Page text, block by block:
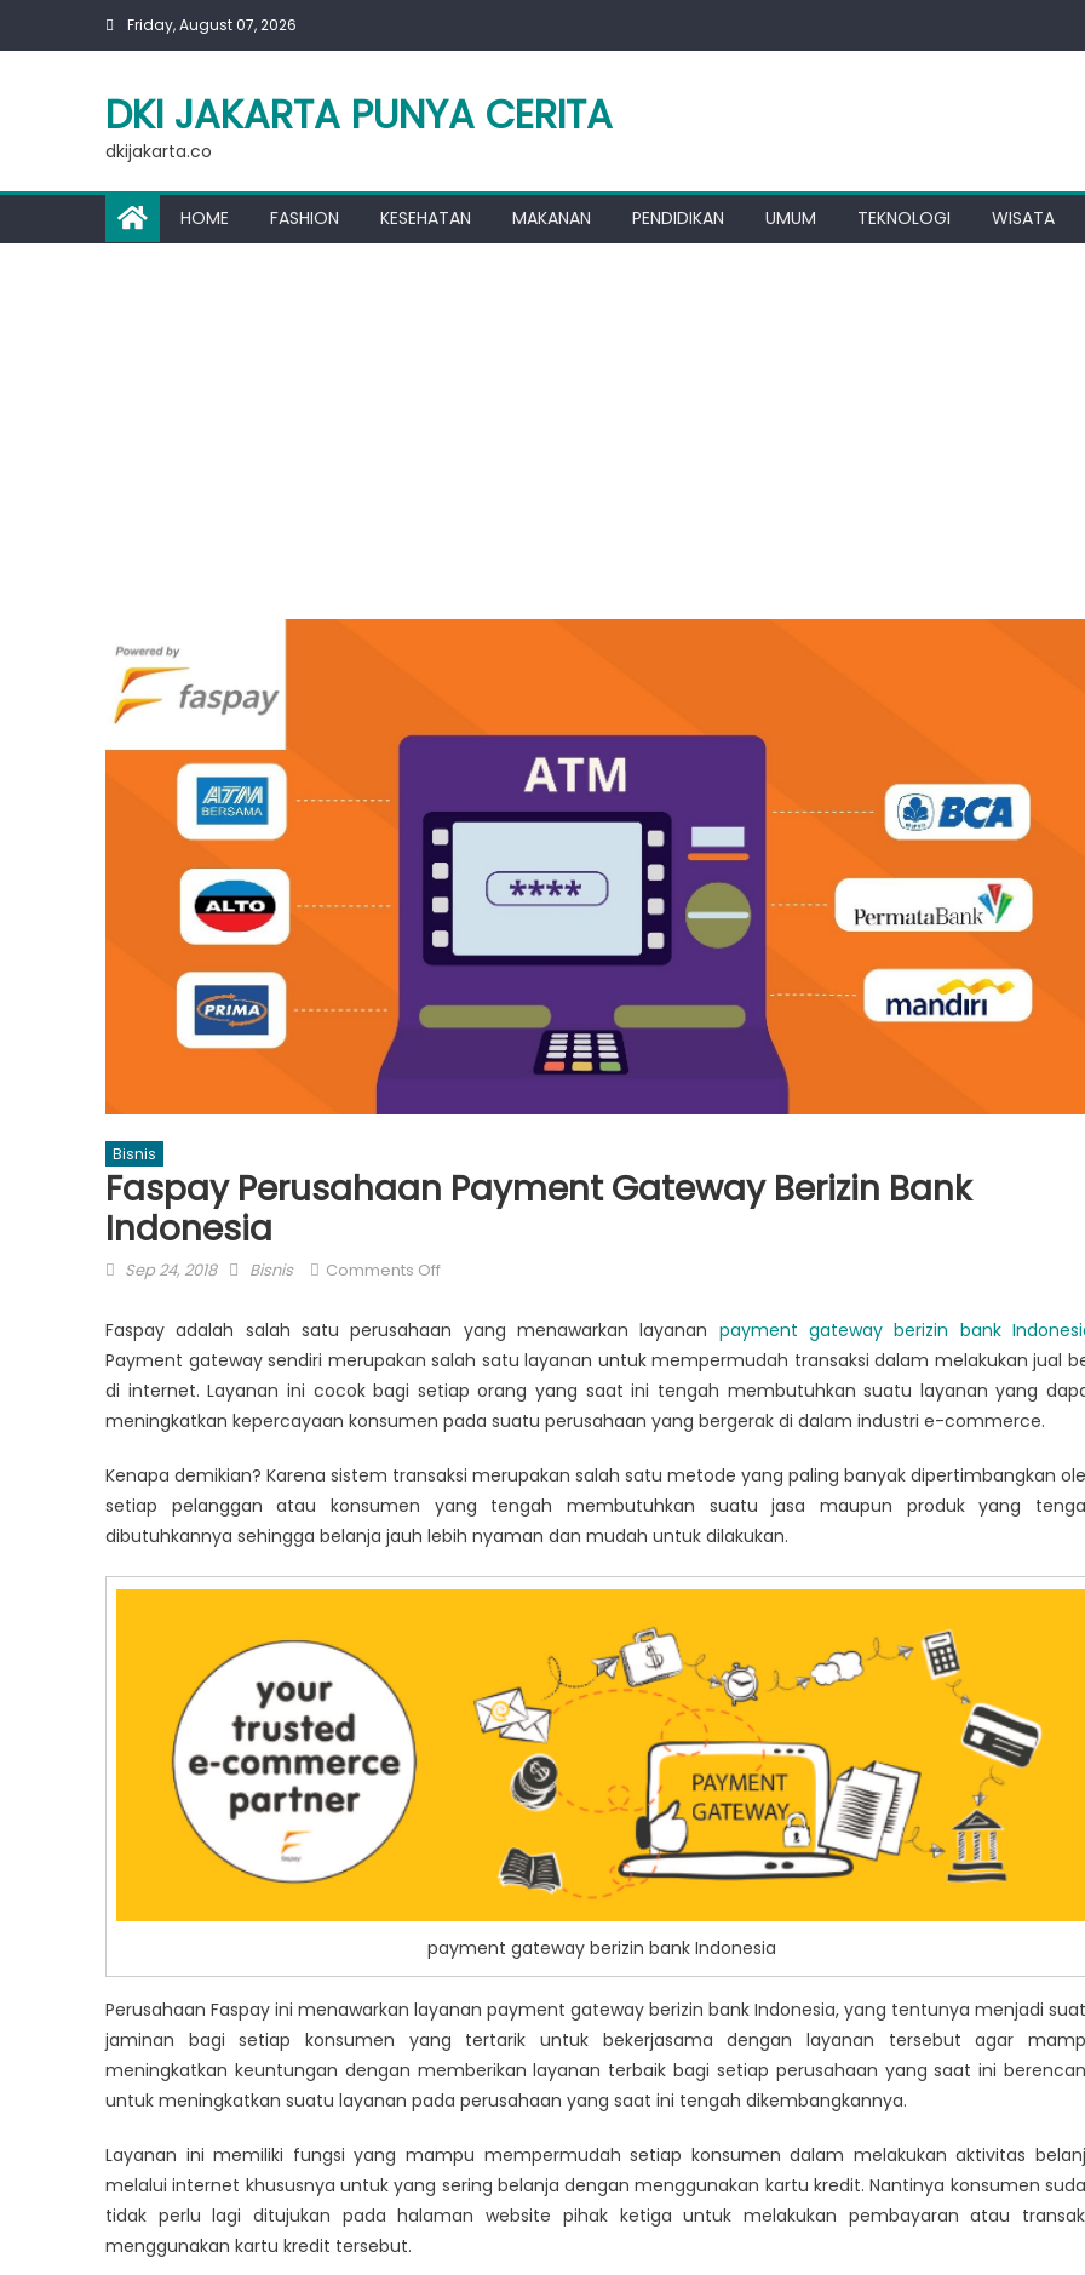
Friday, August 07, 2026
DKI JAKARTA PUNYA CERITA
dkijakarta.co
HOME FASHION KESEHATAN MAKANAN PENDIDIKAN UMUM TEKNOLOGI WISATA
Bisnis
Faspay Perusahaan Payment Gateway Berizin Bank
Indonesia
Posted
Sep 24, 2018 Author
Bisnis Comments Offon
Perusahaan
Payment
Gateway
Berizin
Bank
Indonesia
Faspay adalah salah satu perusahaan yang menawarkan layanan payment gateway berizin bank
Payment gateway sendiri merupakan salah satu layanan untuk mempermudah transaksi dalam melakukan jual
di internet. Layanan ini cocok bagi setiap orang yang saat ini tengah membutuhkan suatu layanan yang
meningkatkan kepercayaan konsumen pada suatu perusahaan yang bergerak di dalam industri e-commerce.
Kenapa demikian? Karena sistem transaksi merupakan salah satu metode yang paling banyak dipertimbangkan
setiap pelanggan atau konsumen yang tengah membutuhkan suatu jasa maupun produk yang
dibutuhkannya sehingga belanja jauh lebih nyaman dan mudah untuk dilakukan.
payment gateway berizin bank Indonesia
Perusahaan Faspay ini menawarkan layanan payment gateway berizin bank Indonesia, yang tentunya menjadi
jaminan bagi setiap konsumen yang tertarik untuk bekerjasama dengan layanan tersebut agar
meningkatkan keuntungan dengan memberikan layanan terbaik bagi setiap perusahaan yang saat ini
untuk meningkatkan suatu layanan pada perusahaan yang saat ini tengah dikembangkannya.
Layanan ini memiliki fungsi yang mampu mempermudah setiap konsumen dalam melakukan aktivitas
melalui internet khususnya untuk yang sering belanja dengan menggunakan kartu kredit. Nantinya konsumen
tidak perlu lagi ditujukan pada halaman website pihak ketiga untuk melakukan pembayaran atau
menggunakan kartu kredit tersebut.